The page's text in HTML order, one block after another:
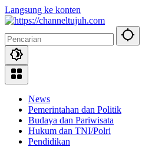
Langsung ke konten
News
Pemerintahan dan Politik
Budaya dan Pariwisata
Hukum dan TNI/Polri
Pendidikan